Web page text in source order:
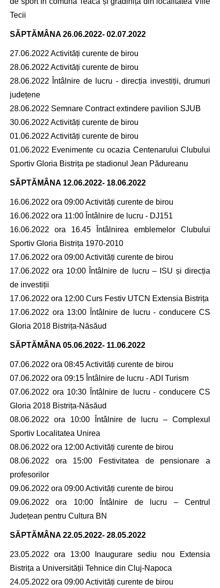
Tecii
SĂPTĂMÂNA 26.06.2022- 02.07.2022
27.06.2022 Activități curente de birou
28.06.2022 Activități curente de birou
28.06.2022 Întâlnire de lucru - direcția investiții, drumuri
județene
28.06.2022 Semnare Contract extindere pavilion SJUB
30.06.2022 Activități curente de birou
01.06.2022 Activități curente de birou
01.06.2022 Evenimente cu ocazia Centenarului Clubului
Sportiv Gloria Bistrița pe stadionul Jean Pădureanu
SĂPTĂMÂNA 12.06.2022- 18.06.2022
16.06.2022 ora 09:00 Activități curente de birou
16.06.2022 ora 11:00 Întâlnire de lucru - DJ151
16.06.2022 ora 16.45 Întâlnirea emblemelor Clubului
Sportiv Gloria Bistrița 1970-2010
17.06.2022 ora 09:00 Activități curente de birou
17.06.2022 ora 10:00 Întâlnire de lucru – ISU și direcția
de investiții
17.06.2022 ora 12:00 Curs Festiv UTCN Extensia Bistrița
17.06.2022 ora 13:00 Întâlnire de lucru - conducere CS
Gloria 2018 Bistrița-Năsăud
SĂPTĂMÂNA 05.06.2022- 11.06.2022
07.06.2022 ora 08:45 Activități curente de birou
07.06.2022 ora 09:15 Întâlnire de lucru - ADI Turism
07.06.2022 ora 10:30 Întâlnire de lucru - conducere CS
Gloria 2018 Bistrița-Năsăud
08.06.2022 ora 10:00 Întâlnire de lucru – Complexul
Sportiv Localitatea Unirea
08.06.2022 ora 12:00 Activități curente de birou
08.06.2022 ora 15:00 Festivitatea de pensionare a
profesorilor
09.06.2022 ora 09:00 Activități curente de birou
09.06.2022 ora 10:00 Întâlnire de lucru – Centrul
Județean pentru Cultura BN
SĂPTĂMÂNA 22.05.2022- 28.05.2022
23.05.2022 ora 13:00 Inaugurare sediu nou Extensia
Bistrița a Universității Tehnice din Cluj-Napoca
24.05.2022 ora 09:00 Activități curente de birou